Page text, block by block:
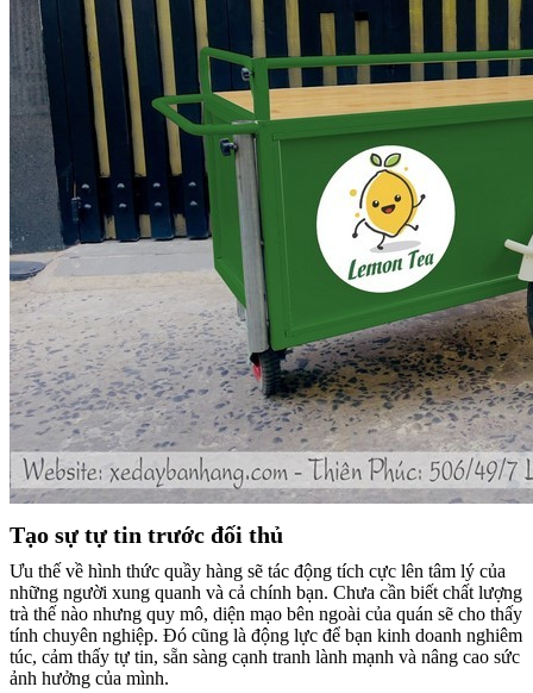
Tạo sự tự tin trước đối thủ
Ưu thế về hình thức quầy hàng sẽ tác động tích cực lên tâm lý của
những người xung quanh và cả chính bạn. Chưa cần biết chất lượng
trà thế nào nhưng quy mô, diện mạo bên ngoài của quán sẽ cho thấy
tính chuyên nghiệp. Đó cũng là động lực để bạn kinh doanh nghiêm
túc, cảm thấy tự tin, sẵn sàng cạnh tranh lành mạnh và nâng cao sức
ảnh hưởng của mình.